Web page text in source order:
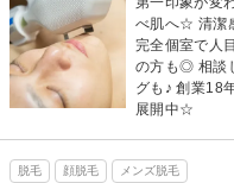
べ肌へ☆ 清潔
完全個室で人
の方も◎ 相談
グも♪ 創業18
展開中☆
脱毛 顔脱毛 メンズ脱毛